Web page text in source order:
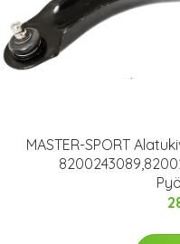
MASTER-SPORT